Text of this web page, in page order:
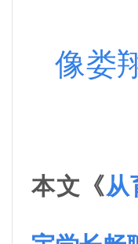
像娄
本文《